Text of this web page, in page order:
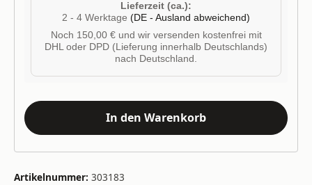
Lieferzeit (ca.):
2 - 4 Werktage (DE - Ausland abweichend)
Noch 150,00 € und wir versenden kostenfrei mit
DHL oder DPD (Lieferung innerhalb Deutschlands)
nach Deutschland.
In den Warenkorb
Artikelnummer: 303183